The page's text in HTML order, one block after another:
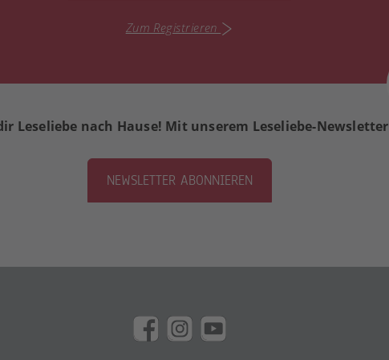
Zum Registrieren
Leseliebe nach Hause! Mit unserem Leseliebe-Newsletter
NEWSLETTER ABONNIEREN